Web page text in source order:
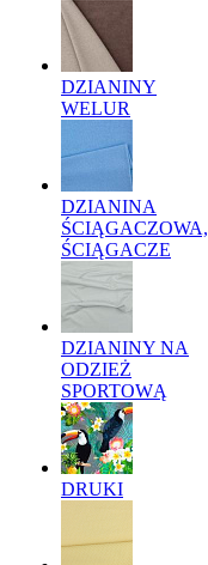
DZIANINY
WELUR
DZIANINA
ŚCIĄGACZOWA,
ŚCIĄGACZE
DZIANINY NA
ODZIEŻ
SPORTOWĄ
DRUKI